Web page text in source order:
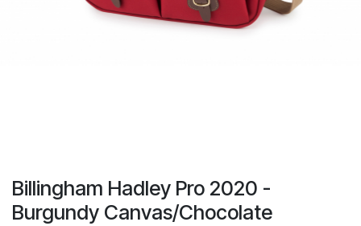
Billingham Hadley Pro 2020 -
Burgundy Canvas/Chocolate